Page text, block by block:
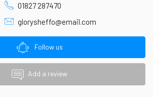
01827 287470
glorysheffo@email.com
Follow us
Add a review